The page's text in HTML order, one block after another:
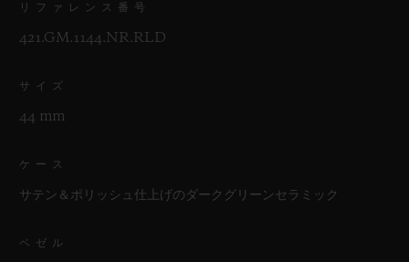
リファレンス番号
421.GM.1144.NR.RLD
サイズ
44 mm
ケース
サテン＆ポリッシュ仕上げのダークグリーンセラミック
ベゼル